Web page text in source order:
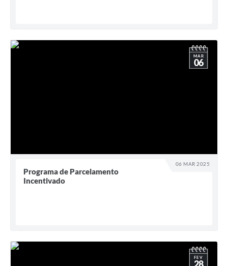
06 MAR 2025
MAR
06
Programa de Parcelamento
Incentivado
FEV